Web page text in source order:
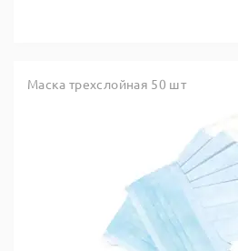
Маска трехслойная 50 шт